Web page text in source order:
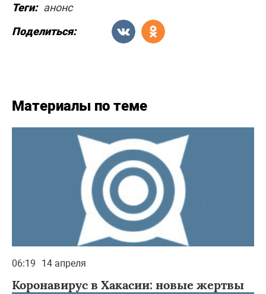
Теги: анонс
Поделиться:
Материалы по теме
06:19 14 апреля
Коронавирус в Хакасии: новые жертвы